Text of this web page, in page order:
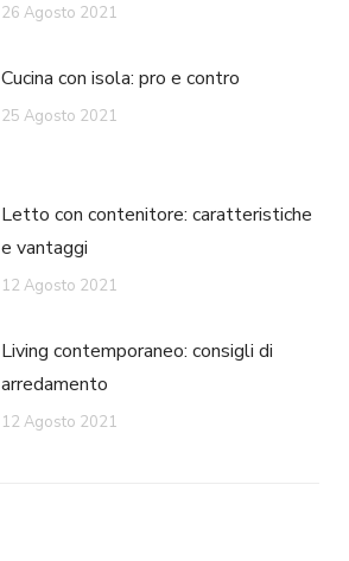
26 Agosto 2021
Cucina con isola: pro e contro
25 Agosto 2021
Letto con contenitore: caratteristiche
e vantaggi
12 Agosto 2021
Living contemporaneo: consigli di
arredamento
12 Agosto 2021